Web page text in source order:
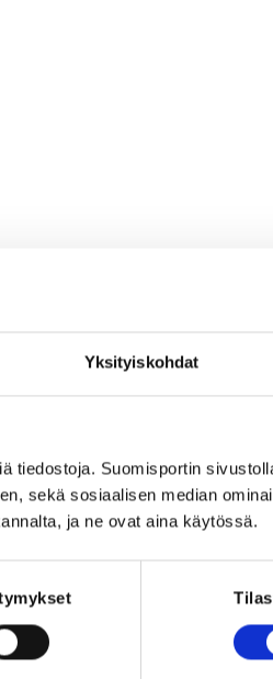
Yksityiskohdat
tiedostoja. Suomisportin
sekä sosiaalisen median
ja ne ovat aina käytössä.